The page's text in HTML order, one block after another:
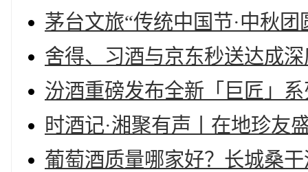
茅台文旅“传统中国节·中秋
舍得、习酒与京东秒送达成
汾酒重磅发布全新「巨匠」
时酒记·湘聚有声丨在地珍友
葡萄酒质量哪家好？长城桑